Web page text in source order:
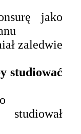
jako
zaledwie
studiować